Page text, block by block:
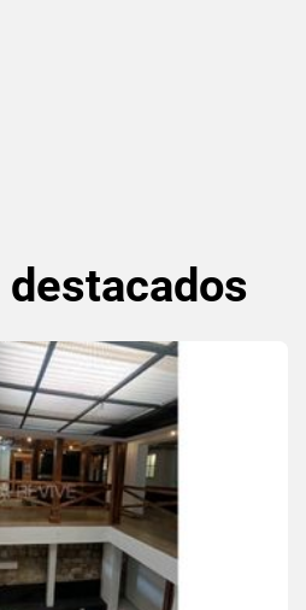
destacados